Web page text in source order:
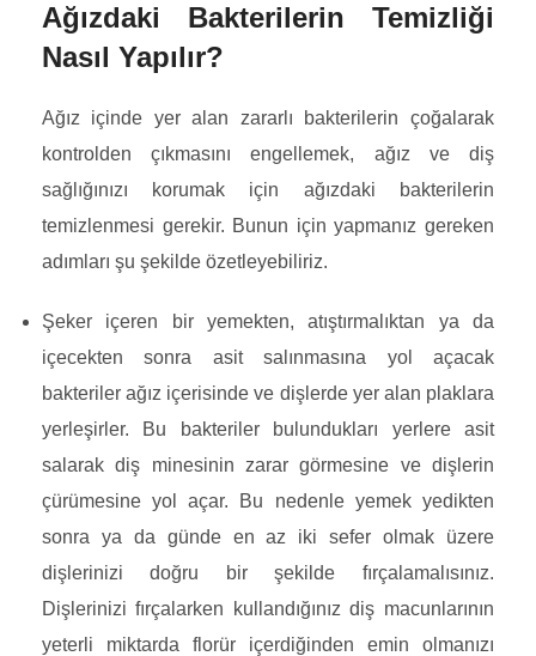
Ağızdaki Bakterilerin Temizliği
Nasıl Yapılır?
Ağız içinde yer alan zararlı bakterilerin çoğalarak
kontrolden çıkmasını engellemek, ağız ve diş
sağlığınızı korumak için ağızdaki bakterilerin
temizlenmesi gerekir. Bunun için yapmanız gereken
adımları şu şekilde özetleyebiliriz.
Şeker içeren bir yemekten, atıştırmalıktan ya da
içecekten sonra asit salınmasına yol açacak
bakteriler ağız içerisinde ve dişlerde yer alan plaklara
yerleşirler. Bu bakteriler bulundukları yerlere asit
salarak diş minesinin zarar görmesine ve dişlerin
çürümesine yol açar. Bu nedenle yemek yedikten
sonra ya da günde en az iki sefer olmak üzere
dişlerinizi doğru bir şekilde fırçalamalısınız.
Dişlerinizi fırçalarken kullandığınız diş macunlarının
yeterli miktarda florür içerdiğinden emin olmanızı